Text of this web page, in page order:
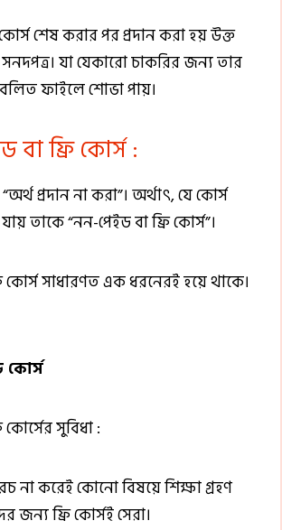
শেষ করার পর প্রদান করা হয় উক্ত
যা যেকারো চাকরির জন্য তার
ফাইলে শোভা পায়।
ফ্রি কোর্স :
প্রদান না করা”। অর্থাৎ, যে কোর্স
তাকে “নন-পেইড বা ফ্রি কোর্স”।
কোর্স সাধারণত এক ধরনেরই হয়ে থাকে।
কোর্স
সুবিধা :
না করেই কোনো বিষয়ে শিক্ষা গ্রহণ
জন্য ফ্রি কোর্সই সেরা।